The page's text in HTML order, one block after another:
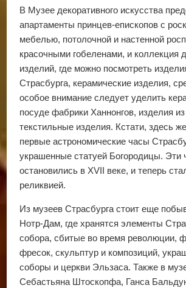
В Музее декоративного искусства
апартаменты принцев-епископов с
мебелью, потолочной и настенной
красочными гобеленами, и коллекция
изделий, где можно посмотреть
Страсбурга, керамические изделия,
особое внимание следует уделить
посуде фабрики Ханнонгов, изделия
текстильные изделия. Кстати, здесь
первые астрономические часы
украшенные статуей Богородицы. Эти
остановились в XVII веке, и теперь
реликвией.
Из музеев Страсбурга стоит еще
Нотр-Дам, где хранятся элементы
собора, сбитые во время революции,
фресок, скульптур и композиций,
соборы и церкви Эльзаса. Также в
Себастьяна Штоскопфа, Ганса